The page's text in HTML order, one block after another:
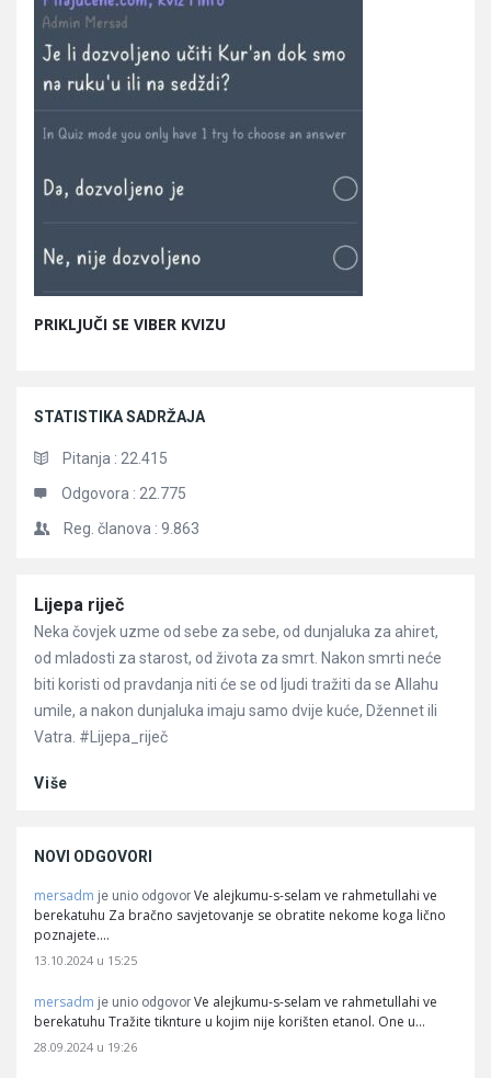
PRIKLJUČI SE VIBER KVIZU
STATISTIKA SADRŽAJA
Pitanja : 22.415
Odgovora : 22.775
Reg. članova : 9.863
Članci
Lijepa riječ
Neka čovjek uzme od sebe za sebe, od dunjaluka za ahiret,
od mladosti za starost, od života za smrt. Nakon smrti neće
biti koristi od pravdanja niti će se od ljudi tražiti da se Allahu
umile, a nakon dunjaluka imaju samo dvije kuće, Džennet ili
Vatra. #Lijepa_riječ
Više
NOVI ODGOVORI
mersadm je unio odgovor Ve alejkumu-s-selam ve rahmetullahi ve
berekatuhu Za bračno savjetovanje se obratite nekome koga lično
poznajete.…
13.10.2024 u 15:25
mersadm je unio odgovor Ve alejkumu-s-selam ve rahmetullahi ve
berekatuhu Tražite tiknture u kojim nije korišten etanol. One u…
28.09.2024 u 19:26